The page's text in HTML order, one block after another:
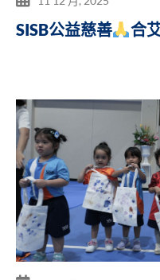
SISB公益慈善 合